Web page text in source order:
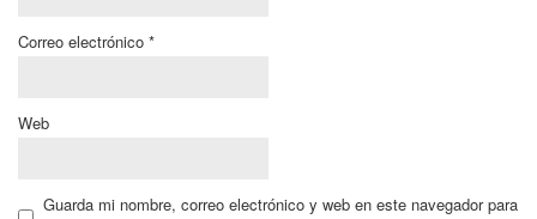
Correo electrónico *
Web
Guarda mi nombre, correo electrónico y web en este navegador para